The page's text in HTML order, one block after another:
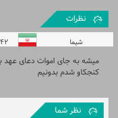
نظرات
شیما ۲۰:۴۲
میشه به جای اموات دعای عهد
کنجکاو شدم بدونیم
نظر شما